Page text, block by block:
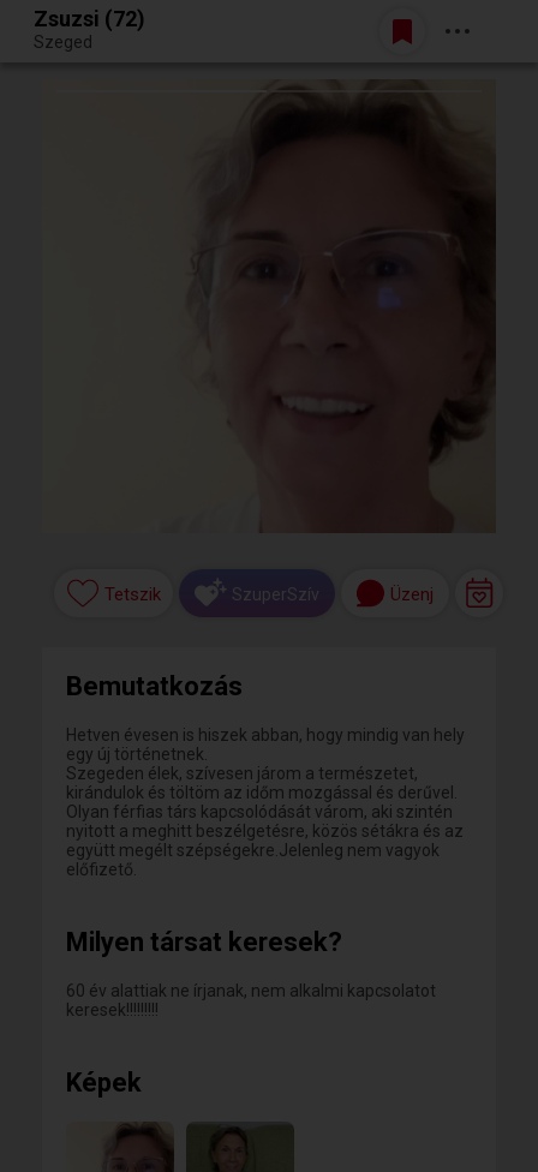
Egy jó randiból bármi lehet.
Belépés
Zsuzsi (72)
Szeged
Tetszik SzuperSzív Üzenj
Bemutatkozás
Hetven évesen is hiszek abban, hogy mindig van hely
egy új történetnek.
Szegeden élek, szívesen járom a természetet,
kirándulok és töltöm az időm mozgással és derűvel.
Olyan férfias társ kapcsolódását várom, aki szintén
nyitott a meghitt beszélgetésre, közös sétákra és az
együtt megélt szépségekre.Jelenleg nem vagyok
előfizető.
Milyen társat keresek?
60 év alattiak ne írjanak, nem alkalmi kapcsolatot
keresek!!!!!!!!!
Képek